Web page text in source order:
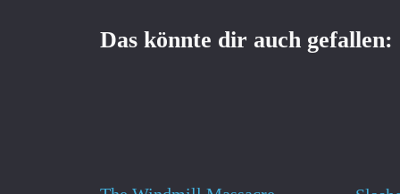
Das könnte dir auch gefallen: